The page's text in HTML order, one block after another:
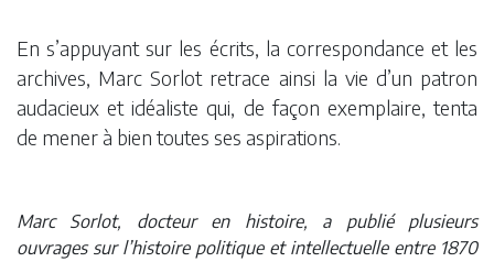
En s’appuyant sur les écrits, la correspondance et les
archives, Marc Sorlot retrace ainsi la vie d’un patron
audacieux et idéaliste qui, de façon exemplaire, tenta
de mener à bien toutes ses aspirations.
Marc Sorlot, docteur en histoire, a publié plusieurs
ouvrages sur l’histoire politique et intellectuelle entre 1870